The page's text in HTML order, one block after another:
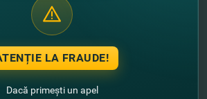
LA FRAUDE!
Dacă primești un apel